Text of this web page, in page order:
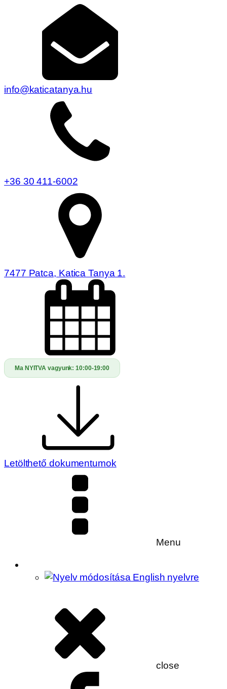
info@katicatanya.hu
+36 30 411-6002
7477 Patca, Katica Tanya 1.
Ma NYITVA vagyunk:10:00-19:00
Letölthető dokumentumok
Menu
close